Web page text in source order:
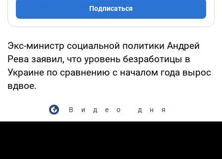
Подписаться
Экс-министр социальной политики Андрей
Рева заявил, что уровень безработицы в
Украине по сравнению с началом года вырос
вдвое.
Видео дня